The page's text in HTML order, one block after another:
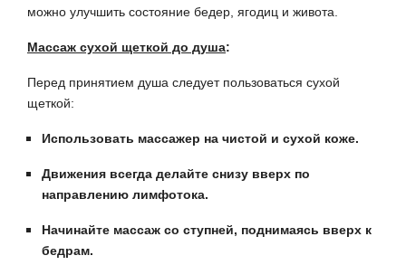
можно улучшить состояние бедер, ягодиц и живота.
Массаж сухой щеткой до душа:
Перед принятием душа следует пользоваться сухой
щеткой:
Использовать массажер на чистой и сухой коже.
Движения всегда делайте снизу вверх по
направлению лимфотока.
Начинайте массаж со ступней, поднимаясь вверх к
бедрам.